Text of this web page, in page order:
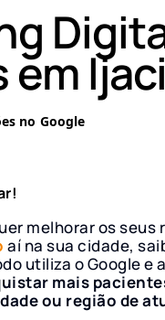
em Ijaci
melhorar os
aí na sua cidade,
utiliza o Google e
mais
ou região de